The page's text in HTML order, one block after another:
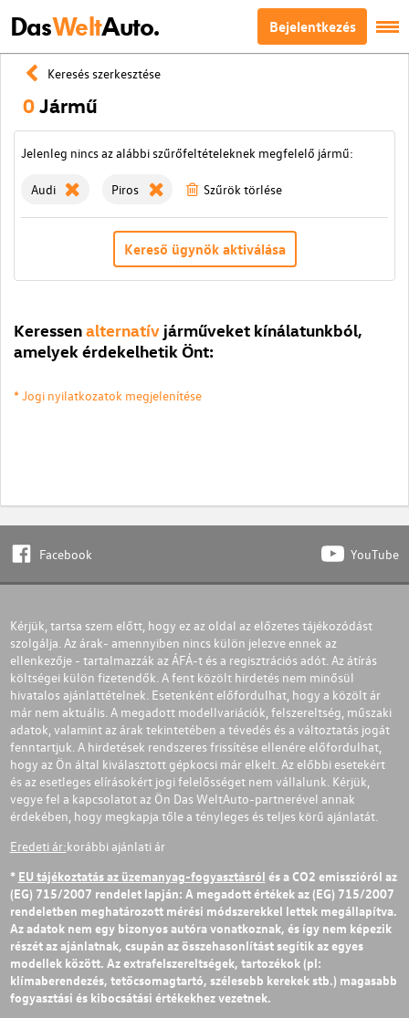
DasWeltAuto. Bejelentkezés
Keresés szerkesztése
0Jármű
Jelenleg nincs az alábbi szűrőfeltételeknek megfelelő jármű:
Audi Piros Szűrök törlése
Kereső ügynök aktiválása
Keressenalternatív járműveket kínálatunkból,
amelyek érdekelhetik Önt:
* Jogi nyilatkozatok megjelenítése
Facebook YouTube
Kérjük, tartsa szem előtt, hogy ez az oldal az előzetes tájékozódást
szolgálja. Az árak- amennyiben nincs külön jelezve ennek az
ellenkezője - tartalmazzák az ÁFÁ-t és a regisztrációs adót. Az átírás
költségei külön fizetendők. A fent közölt hirdetés nem minősül
hivatalos ajánlattételnek. Esetenként előfordulhat, hogy a közölt ár
már nem aktuális. A megadott modellvariációk, felszereltség, műszaki
adatok, valamint az árak tekintetében a tévedés és a változtatás jogát
fenntartjuk. A hirdetések rendszeres frissítése ellenére előfordulhat,
hogy az Ön által kiválasztott gépkocsi már elkelt. Az előbbi esetekért
és az esetleges elírásokért jogi felelősséget nem vállalunk. Kérjük,
vegye fel a kapcsolatot az Ön Das WeltAuto-partnerével annak
érdekében, hogy megkapja tőle a tényleges és teljes körű ajánlatát.
Eredeti ár:korábbi ajánlati ár
* EU tájékoztatás az üzemanyag-fogyasztásról és a CO2 emisszióról az
(EG) 715/2007 rendelet lapján: A megadott értékek az (EG) 715/2007
rendeletben meghatározott mérési módszerekkel lettek megállapítva.
Az adatok nem egy bizonyos autóra vonatkoznak, és így nem képezik
részét az ajánlatnak, csupán az összehasonlítást segítik az egyes
modellek között. Az extrafelszereltségek, tartozékok (pl:
klímaberendezés, tetőcsomagtartó, szélesebb kerekek stb.) magasabb
fogyasztási és kibocsátási értékekhez vezetnek.